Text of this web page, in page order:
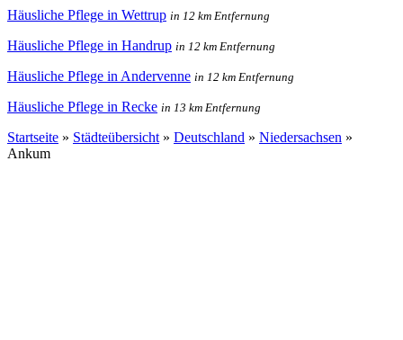
Häusliche Pflege in Wettrup in 12 km Entfernung
Häusliche Pflege in Handrup in 12 km Entfernung
Häusliche Pflege in Andervenne in 12 km Entfernung
Häusliche Pflege in Recke in 13 km Entfernung
Startseite » Städteübersicht » Deutschland » Niedersachsen »
Ankum